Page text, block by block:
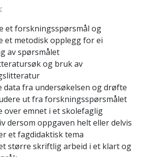
et forskningsspørsmål og
et metodisk opplegg for ei
av spørsmålet
og bruk av
data fra undersøkelsen og drøfte
ut fra forskningsspørsmålet
over emnet i et skolefaglig
dersom oppgaven helt eller delvis
et fagdidaktisk tema
større skriftlig arbeid i et klart og